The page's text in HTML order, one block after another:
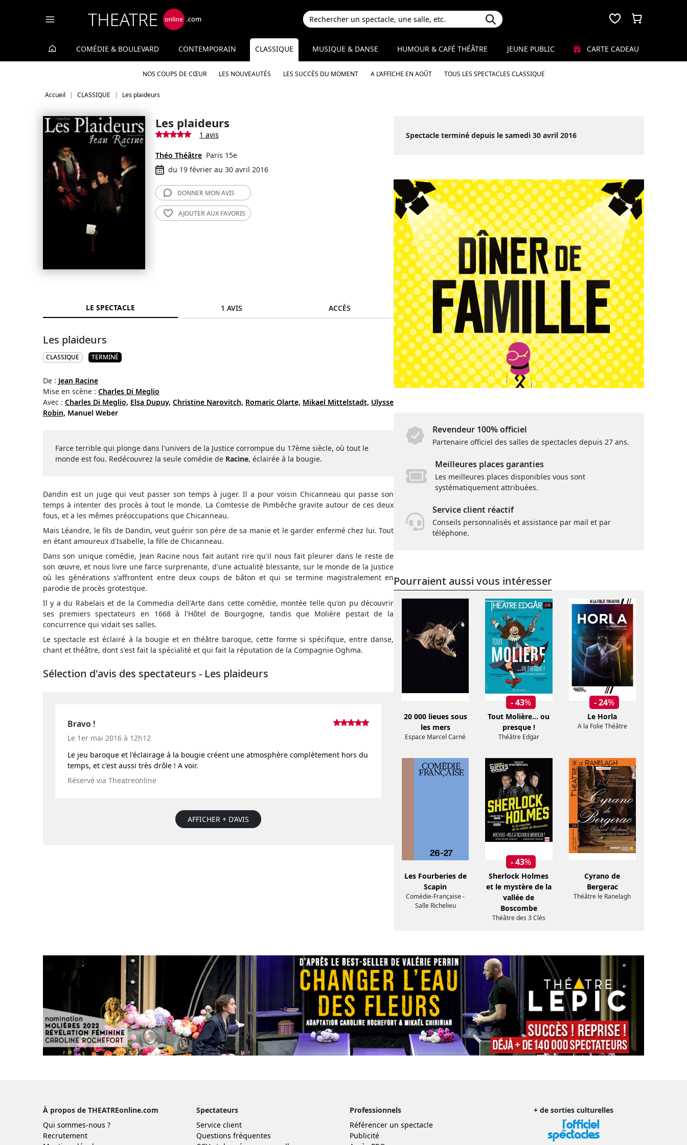
COMÉDIE & BOULEVARD CONTEMPORAIN CLASSIQUE
NOS COUPS DE CŒUR LES NOUVEAUTÉS LES SUCCÈS DU MOMENT A L’AFFICHE EN AOÛT TOUS LES SPECTACLES CLASSIQUE
MUSIQUE & DANSE HUMOUR & CAFÉ THÉÂTRE JEUNE PUBLIC CARTE CADEAU
Accueil CLASSIQUE Les plaideurs
Les plaideurs
1 avis
Théo Théâtre Paris 15e
du 19 février au 30 avril 2016
DONNER MON AVIS
AJOUTER AUX FAVORIS
LE SPECTACLE 1 AVIS ACCÈS
Les plaideurs
CLASSIQUE TERMINÉ
De : Jean Racine
Mise en scène : Charles Di Meglio
Avec : Charles Di Meglio, Elsa Dupuy, Christine Narovitch, Romaric Olarte, Mikael Mittelstadt, Ulysse
Robin, Manuel Weber
Farce terrible qui plonge dans l'univers de la Justice corrompue du 17ème siècle, où tout le
monde est fou. Redécouvrez la seule comédie de Racine, éclairée à la bougie.
Dandin est un juge qui veut passer son temps à juger. Il a pour voisin Chicanneau qui passe son
temps à intenter des procès à tout le monde. La Comtesse de Pimbêche gravite autour de ces deux
fous, et a les mêmes préoccupations que Chicanneau.
Mais Léandre, le fils de Dandin, veut guérir son père de sa manie et le garder enfermé chez lui. Tout
en étant amoureux d'Isabelle, la fille de Chicanneau.
Dans son unique comédie, Jean Racine nous fait autant rire qu'il nous fait pleurer dans le reste de
son œuvre, et nous livre une farce surprenante, d'une actualité blessante, sur le monde de la Justice
où les générations s'affrontent entre deux coups de bâton et qui se termine magistralement en
parodie de procès grotestque.
Il y a du Rabelais et de la Commedia dell'Arte dans cette comédie, montée telle qu'on pu découvrir
ses premiers spectateurs en 1668 à l'Hôtel de Bourgogne, tandis que Molière pestait de la
concurrence qui vidait ses salles.
Le spectacle est éclairé à la bougie et en théâtre baroque, cette forme si spécifique, entre danse,
chant et théâtre, dont s'est fait la spécialité et qui fait la réputation de la Compagnie Oghma.
Sélection d'avis des spectateurs - Les plaideurs
Bravo !
Le 1er mai 2016 à 12h12
Le jeu baroque et l'éclairage à la bougie créent une atmosphère complètement hors du
temps, et c'est aussi très drôle ! A voir.
Réservé via Theatreonline
AFFICHER + D’AVIS
Spectacle terminé depuis le samedi 30 avril 2016
Revendeur 100% officiel
Partenaire officiel des salles de spectacles depuis 27 ans.
Meilleures places garanties
Les meilleures places disponibles vous sont
systématiquement attribuées.
Service client réactif
Conseils personnalisés et assistance par mail et par
téléphone.
Pourraient aussi vous intéresser
20 000 lieues sous
les mers
Espace Marcel Carné
- 43%
Tout Molière... ou
presque !
Théâtre Edgar
- 24%
Le Horla
A la Folie Théâtre
Les Fourberies de
Scapin
Comédie-Française -
Salle Richelieu
- 43%
Sherlock Holmes
et le mystère de la
vallée de
Boscombe
Théâtre des 3 Clés
Cyrano de
Bergerac
Théâtre le Ranelagh
À propos de THEATREonline.com
Qui sommes-nous ?
Recrutement
Spectateurs
Service client
Questions fréquentes
Professionnels
Référencer un spectacle
Publicité
+ de sorties culturelles